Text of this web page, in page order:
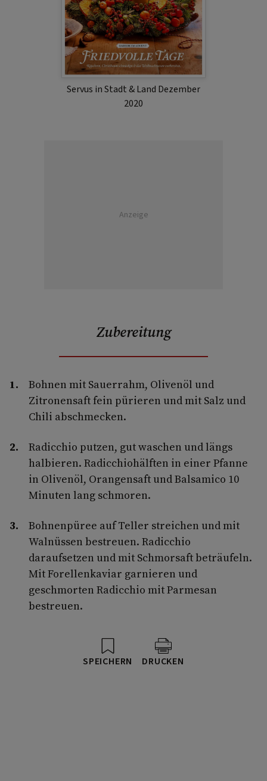
Servus in Stadt & Land Dezember
2020
Anzeige
Zubereitung
Bohnen mit Sauerrahm, Olivenöl und
Zitronensaft fein pürieren und mit Salz und
Chili abschmecken.
Radicchio putzen, gut waschen und längs
halbieren. Radicchiohälften in einer Pfanne
in Olivenöl, Orangensaft und Balsamico 10
Minuten lang schmoren.
Bohnenpüree auf Teller streichen und mit
Walnüssen bestreuen. Radicchio
daraufsetzen und mit Schmorsaft beträufeln.
Mit Forellenkaviar garnieren und
geschmorten Radicchio mit Parmesan
bestreuen.
SPEICHERN DRUCKEN